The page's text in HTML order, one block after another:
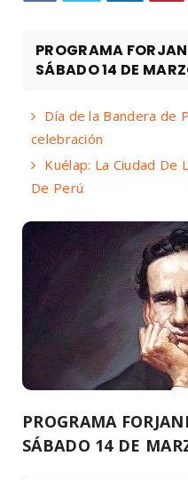
PROGRAMA
SÁBADO 14 DE
Día de la Bandera de
celebración
Kuélap: La Ciudad De
De Perú
PROGRAMA
SÁBADO 14 DE